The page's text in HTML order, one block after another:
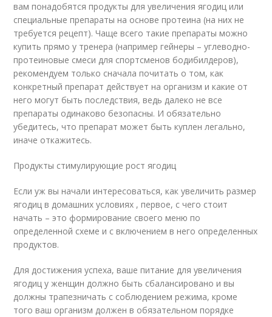
вам понадобятся продукты для увеличения ягодиц или
специальные препараты на основе протеина (на них не
требуется рецепт). Чаще всего такие препараты можно
купить прямо у тренера (например гейнеры – углеводно-
протеиновые смеси для спортсменов бодибилдеров),
рекомендуем только сначала почитать о том, как
конкретный препарат действует на организм и какие от
него могут быть последствия, ведь далеко не все
препараты одинаково безопасны. И обязательно
убедитесь, что препарат может быть куплен легально,
иначе откажитесь.
Продукты стимулирующие рост ягодиц
Если уж вы начали интересоваться, как увеличить размер
ягодиц в домашних условиях , первое, с чего стоит
начать – это формирование своего меню по
определенной схеме и с включением в него определенных
продуктов.
Для достижения успеха, ваше питание для увеличения
ягодиц у женщин должно быть сбалансировано и вы
должны трапезничать с соблюдением режима, кроме
того ваш организм должен в обязательном порядке